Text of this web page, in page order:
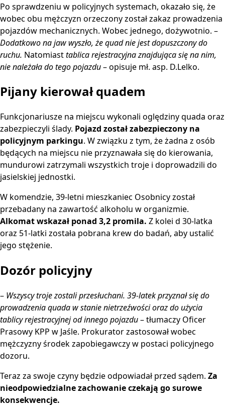
Po sprawdzeniu w policyjnych systemach, okazało się, że
wobec obu mężczyzn orzeczony został zakaz prowadzenia
pojazdów mechanicznych. Wobec jednego, dożywotnio. –
Dodatkowo na jaw wyszło, że quad nie jest dopuszczony do
ruchu. Natomiasttablica rejestracyjna znajdująca się na nim,
nie należała do tego pojazdu– opisuje mł. asp. D.Lelko.
Pijany kierował quadem
Funkcjonariusze na miejscu wykonali oględziny quada oraz
zabezpieczyli ślady. Pojazd został zabezpieczony na
policyjnym parkingu. W związku z tym, że żadna z osób
będących na miejscu nie przyznawała się do kierowania,
mundurowi zatrzymali wszystkich troje i doprowadzili do
jasielskiej jednostki.
W komendzie, 39-letni mieszkaniec Osobnicy został
przebadany na zawartość alkoholu w organizmie.
Alkomat wskazał ponad 3,2 promila. Z kolei d 30-latka
oraz 51-latki została pobrana krew do badań, aby ustalić
jego stężenie.
Dozór policyjny
– Wszyscy troje zostali przesłuchani. 39-latek przyznał się do
prowadzenia quada w stanie nietrzeźwości oraz do użycia
tablicy rejestracyjnej od innego pojazdu– tłumaczy Oficer
Prasowy KPP w Jaśle. Prokurator zastosował wobec
mężczyzny środek zapobiegawczy w postaci policyjnego
dozoru.
Teraz za swoje czyny będzie odpowiadał przed sądem. Za
nieodpowiedzialne zachowanie czekają go surowe
konsekwencje.